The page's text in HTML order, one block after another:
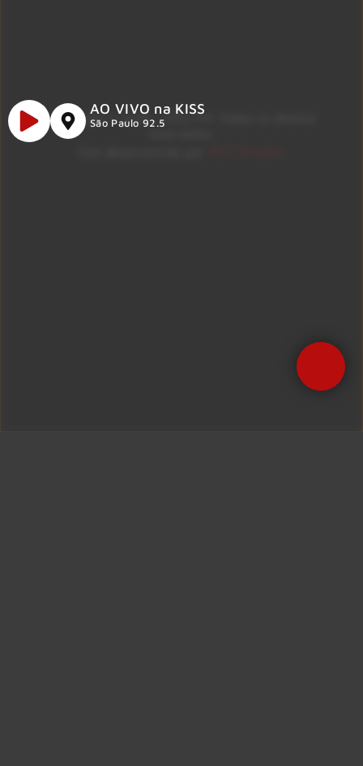
Copyright © 2026 – KISS FM. Todos os direitos
AO VIVO na KISS
São Paulo 92.5